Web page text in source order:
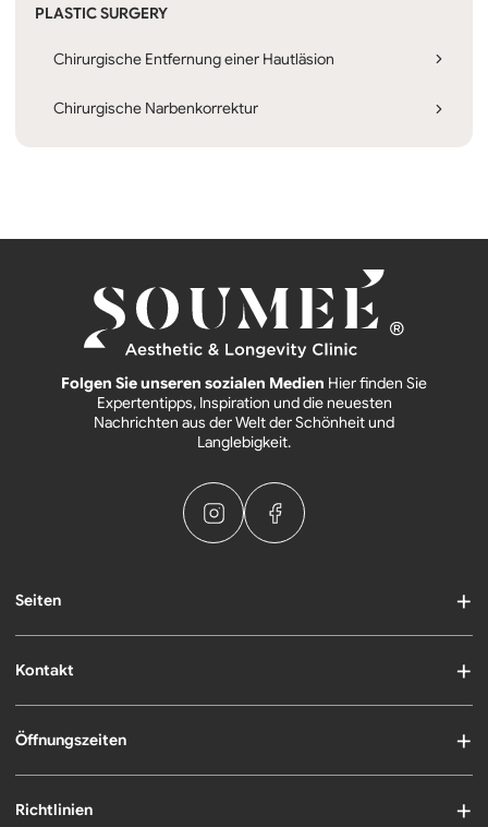
PLASTIC SURGERY
Chirurgische Entfernung einer Hautläsion
Chirurgische Narbenkorrektur
Folgen Sie unseren sozialen Medien Hier finden Sie
Expertentipps, Inspiration und die neuesten
Nachrichten aus der Welt der Schönheit und
Langlebigkeit.
Seiten
Kontakt
Öffnungszeiten
Richtlinien